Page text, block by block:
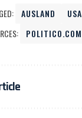
AUSLAND
USA
POLITICO.COM